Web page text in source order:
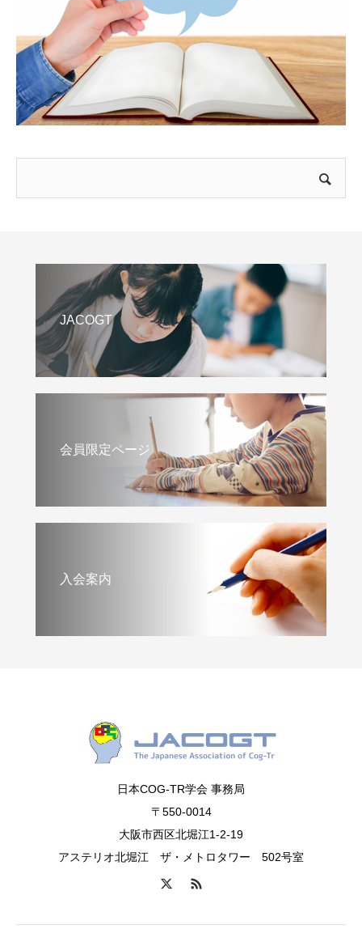
JACOGT
会員限定ページ
入会案内
日本COG-TR学会 事務局
〒550-0014
大阪市西区北堀江1-2-19
アステリオ北堀江 ザ・メトロタワー 502号室